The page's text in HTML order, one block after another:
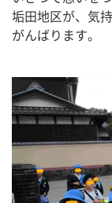
垢田地区が、気
がんばります。